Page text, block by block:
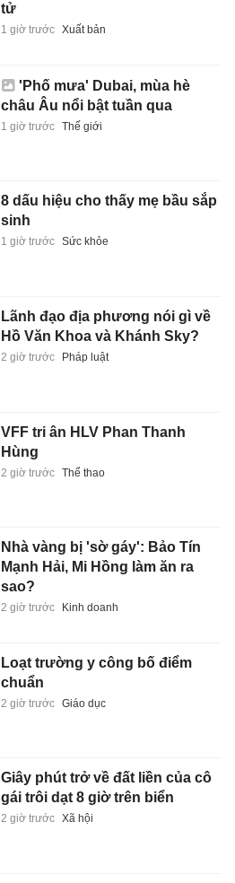
tử
1 giờ trước Xuất bản
'Phố mưa' Dubai, mùa hè
châu Âu nổi bật tuần qua
1 giờ trước Thế giới
8 dấu hiệu cho thấy mẹ bầu sắp
sinh
1 giờ trước Sức khỏe
Lãnh đạo địa phương nói gì về
Hồ Văn Khoa và Khánh Sky?
2 giờ trước Pháp luật
VFF tri ân HLV Phan Thanh
Hùng
2 giờ trước Thể thao
Nhà vàng bị 'sờ gáy': Bảo Tín
Mạnh Hải, Mi Hồng làm ăn ra
sao?
2 giờ trước Kinh doanh
Loạt trường y công bố điểm
chuẩn
2 giờ trước Giáo dục
Giây phút trở về đất liền của cô
gái trôi dạt 8 giờ trên biển
2 giờ trước Xã hội